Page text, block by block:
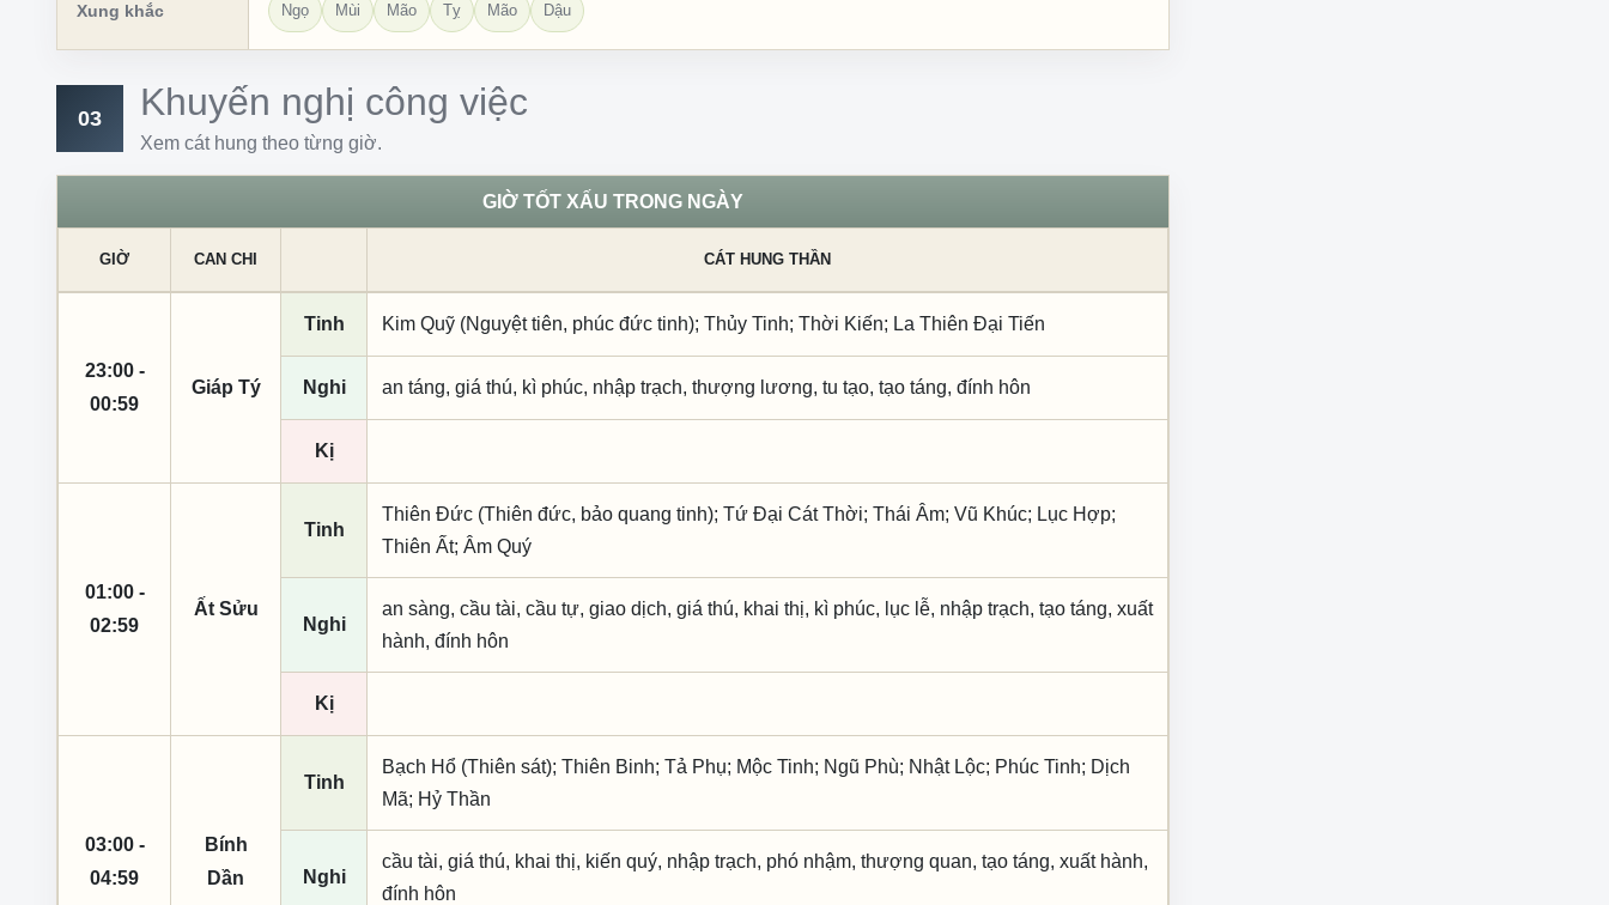
Xung khắc Ngọ Mùi Mão Tỵ Mão Dậu
03 Khuyến nghị công việc
Xem cát hung theo từng giờ.
GIỜ TỐT XẤU TRONG NGÀY
GIỜ CAN CHI CÁT HUNG THẦN
23:00 -
00:59
Giáp Tý
Tinh Kim Quỹ (Nguyệt tiên, phúc đức tinh); Thủy Tinh; Thời Kiến; La Thiên Đại Tiến
Nghi an táng, giá thú, kì phúc, nhập trạch, thượng lương, tu tạo, tạo táng, đính hôn
Kị
01:00 -
02:59
Ất Sửu
Tinh
Thiên Đức (Thiên đức, bảo quang tinh); Tứ Đại Cát Thời; Thái Âm; Vũ Khúc; Lục Hợp;
Thiên Ất; Âm Quý
Nghi
an sàng, cầu tài, cầu tự, giao dịch, giá thú, khai thị, kì phúc, lục lễ, nhập trạch, tạo táng, xuất
hành, đính hôn
Kị
03:00 -
04:59
Bính
Dần
Tinh
Bạch Hổ (Thiên sát); Thiên Binh; Tả Phụ; Mộc Tinh; Ngũ Phù; Nhật Lộc; Phúc Tinh; Dịch
Mã; Hỷ Thần
Nghi
cầu tài, giá thú, khai thị, kiến quý, nhập trạch, phó nhậm, thượng quan, tạo táng, xuất hành,
đính hôn